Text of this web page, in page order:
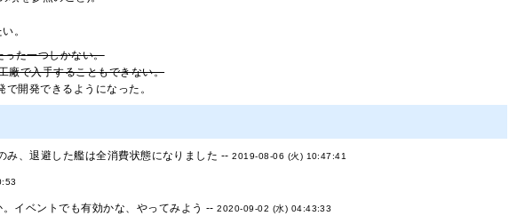
。
った一つしかない。
廠で入手することもできない。
開発できるようになった。
み、退避した艦は全消費状態になりました --2019-08-06 (火) 10:47:41
イベントでも有効かな、やってみよう --2020-09-02 (水) 04:43:33